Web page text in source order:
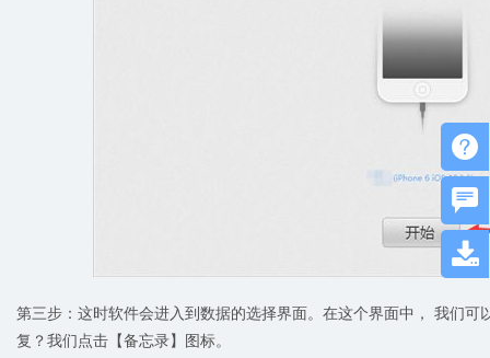
第三步：这时软件会进入到数据的选择界面。在这个界面中， 我们
复？我们点击【备忘录】图标。


